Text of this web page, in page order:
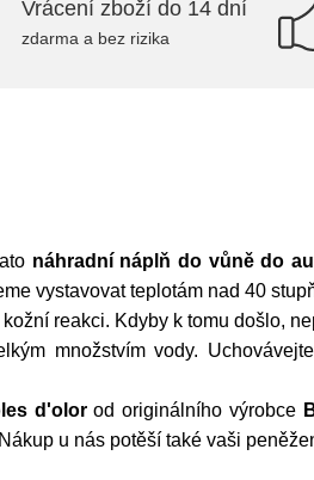
Vrácení zboží do 14 dní
zdarma a bez rizika
náhradní náplň do vůně do
vystavovat teplotám nad 40
reakci. Kdyby k tomu došlo,
množstvím vody.
d'olorod originálního výrobce
u nás potěší také vaši